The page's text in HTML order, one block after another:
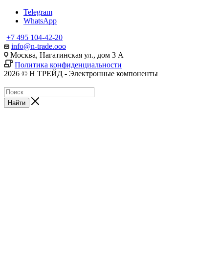
Telegram
WhatsApp
+7 495 104-42-20
info@n-trade.ooo
Москва, Нагатинская ул., дом 3 А
Политика конфиденциальности
2026 © Н ТРЕЙД - Электронные компоненты
Найти